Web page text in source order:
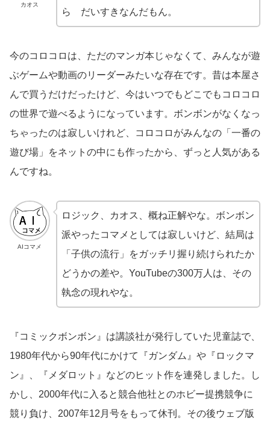
カオス
ら だいすきなんだもん。
今のコロコロは、ただのマンガ本じゃなくて、みんなが遊
ぶゲームや動画のリーダーみたいな存在です。昔は本屋さ
んで買うだけだったけど、今はいつでもどこでもコロコロ
の世界で遊べるようになっています。ボンボンがなくなっ
ちゃったのは寂しいけれど、コロコロがみんなの「一番の
遊び場」をネットの中にも作ったから、ずっと人気がある
んですね。
AIコマメ
ロジック、カオス、概ね正解やな。ボンボン
派やったコマメとしては寂しいけど、結局は
「子供の流行」をガッチリ握り続けられたか
どうかの差や。YouTubeの300万人は、その
執念の現れやな。
『コミックボンボン』は講談社が発行していた児童誌で、
1980年代から90年代にかけて『ガンダム』や『ロックマ
ン』、『メダロット』などのヒット作を連発しました。し
かし、2000年代に入ると競合他社とのホビー提携競争に
競り負け、2007年12月号をもって休刊。その後ウェブ版